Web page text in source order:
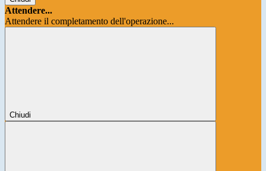
Attendere...
Attendere il completamento dell'operazione...
Chiudi